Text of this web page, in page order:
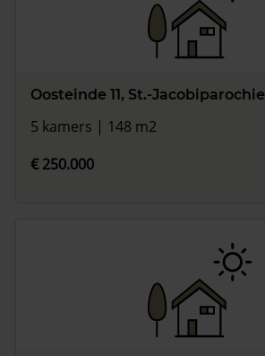
Oosteinde 11, St.-Jacobiparochie
5 kamers | 148 m2
€ 250.000